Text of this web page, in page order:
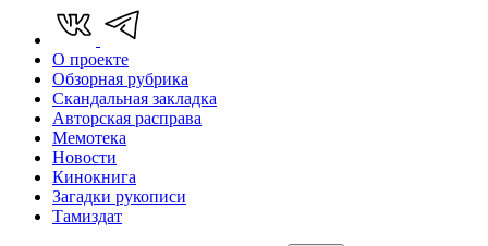
О проекте
Обзорная рубрика
Скандальная закладка
Авторская расправа
Мемотека
Новости
Кинокнига
Загадки рукописи
Тамиздат